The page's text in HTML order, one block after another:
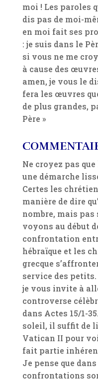
moi ! Les paroles
dis pas de moi-
en moi fait ses
: je suis dans le
si vous ne me
à cause des
amen, je vous le
fera les œuvres
de plus grandes,
Père »
Ne croyez pas
une démarche
Certes les
manière de dire
nombre, mais pas
voyons au début
confrontation
hébraïque et les
grecque
service des
je vous invite à
controverse
dans Actes 15/1-
soleil, il suffit de
Vatican II pour
fait partie
Je pense que
confrontations